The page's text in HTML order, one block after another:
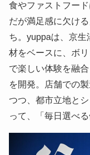
食やファストフー
だが満足感に欠け
ち。yuppaは、京
材をベースに、ボ
で楽しい体験を融
を開発。店舗での
つつ、都市立地と
って、「毎日選べ